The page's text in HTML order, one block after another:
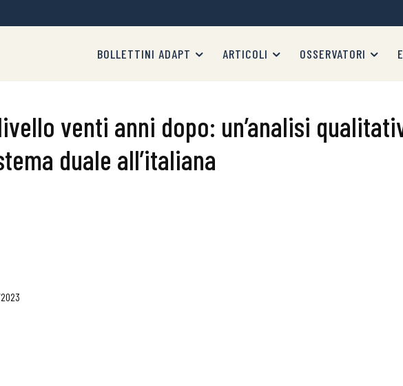
BOLLETTINI ADAPT ARTICOLI OSSERVATORI
venti anni dopo: un’analisi
duale all’italiana